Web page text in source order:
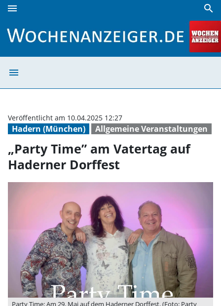
menu search
menu
Hadern (München) Allgemeine Veranstaltungen
Veröffentlicht am 10.04.2025 12:27
„Party Time” am Vatertag auf
Haderner Dorffest
Party Time: Am 29. Mai auf dem Haderner Dorffest. (Foto: Party